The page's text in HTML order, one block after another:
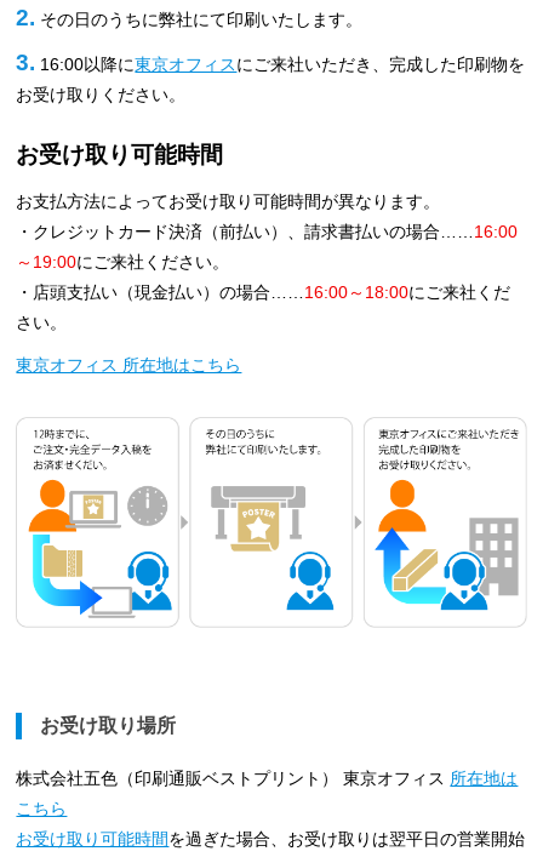
2. その日のうちに弊社にて印刷いたします。
3. 16:00以降に東京オフィスにご来社いただき、完成した印刷物を
お受け取りください。
お受け取り可能時間
お支払方法によってお受け取り可能時間が異なります。
・クレジットカード決済（前払い）、請求書払いの場合…… 16:00
～19:00にご来社ください。
・店頭支払い（現金払い）の場合…… 16:00～18:00にご来社くだ
さい。
東京オフィス 所在地はこちら
お受け取り場所
株式会社五色（印刷通販ベストプリント） 東京オフィス 所在地は
こちら
お受け取り可能時間を過ぎた場合、お受け取りは翌平日の営業開始